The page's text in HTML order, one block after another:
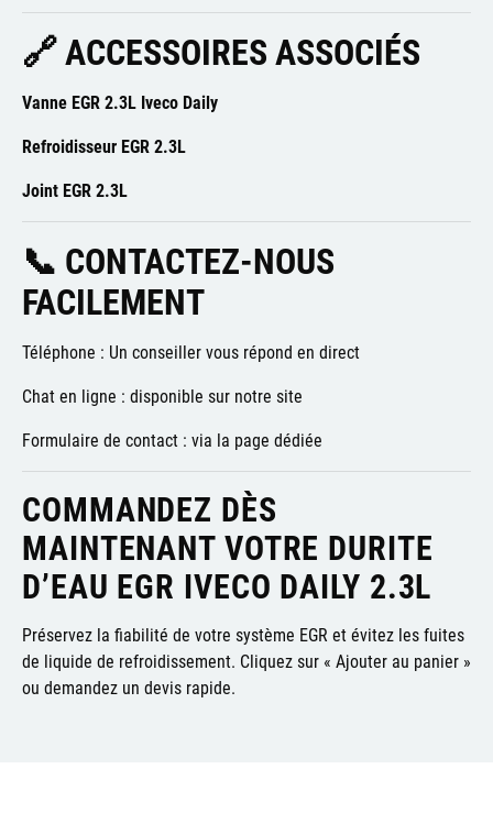
🔗 ACCESSOIRES ASSOCIÉS
Vanne EGR 2.3L Iveco Daily
Refroidisseur EGR 2.3L
Joint EGR 2.3L
📞 CONTACTEZ-NOUS
FACILEMENT
Téléphone : Un conseiller vous répond en direct
Chat en ligne : disponible sur notre site
Formulaire de contact : via la page dédiée
COMMANDEZ DÈS
MAINTENANT VOTRE DURITE
D’EAU EGR IVECO DAILY 2.3L
Préservez la fiabilité de votre système EGR et évitez les fuites
de liquide de refroidissement. Cliquez sur « Ajouter au panier »
ou demandez un devis rapide.